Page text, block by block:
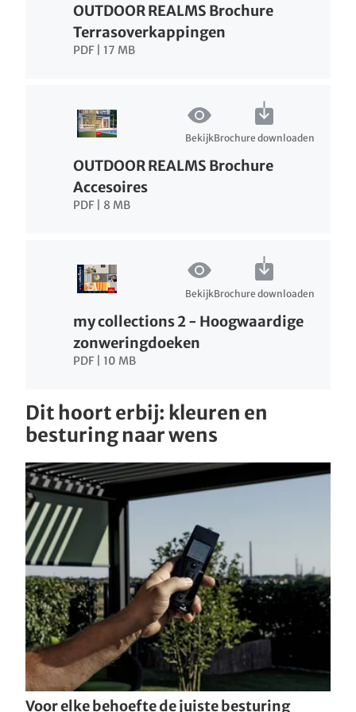
OUTDOOR REALMS Brochure
Terrasoverkappingen
PDF | 17 MB
BekijkBrochure downloaden
OUTDOOR REALMS Brochure
Accesoires
PDF | 8 MB
BekijkBrochure downloaden
my collections 2 - Hoogwaardige
zonweringdoeken
PDF | 10 MB
Dit hoort erbij: kleuren en
besturing naar wens
Voor elke behoefte de juiste besturing